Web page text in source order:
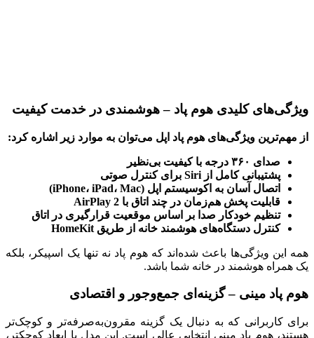
ویژگی‌های کلیدی هوم پاد – هوشمندی در خدمت کیفیت
از مهم‌ترین ویژگی‌های هوم پاد اپل می‌توان به موارد زیر اشاره کرد:
صدای ۳۶۰ درجه با کیفیت بی‌نظیر
پشتیبانی کامل از Siri برای کنترل صوتی
اتصال آسان به اکوسیستم اپل (iPhone، iPad، Mac)
قابلیت پخش هم‌زمان در چند اتاق با AirPlay 2
تنظیم خودکار صدا بر اساس موقعیت قرارگیری در اتاق
کنترل دستگاه‌های هوشمند خانه از طریق HomeKit
همه این ویژگی‌ها باعث شده‌اند که هوم پاد نه تنها یک اسپیکر، بلکه
یک همراه هوشمند در خانه شما باشد.
هوم پاد مینی – گزینه‌ای جمع‌وجور و اقتصادی
برای کاربرانی که به دنبال یک گزینه مقرون‌به‌صرفه‌تر و کوچک‌تر
هستند، هوم پاد مینی انتخابی عالی است. این مدل با ابعاد کوچکتر،